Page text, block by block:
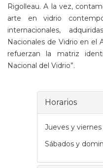
Rigolleau. A la vez,
arte en vidrio
internacionales,
Nacionales de Vidrio en el
refuerzan la matriz
Nacional del Vidrio”.
Horarios
Jueves y
Sábados y